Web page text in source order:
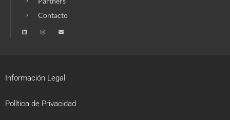
Contacto
Información Legal
Política de Privacidad